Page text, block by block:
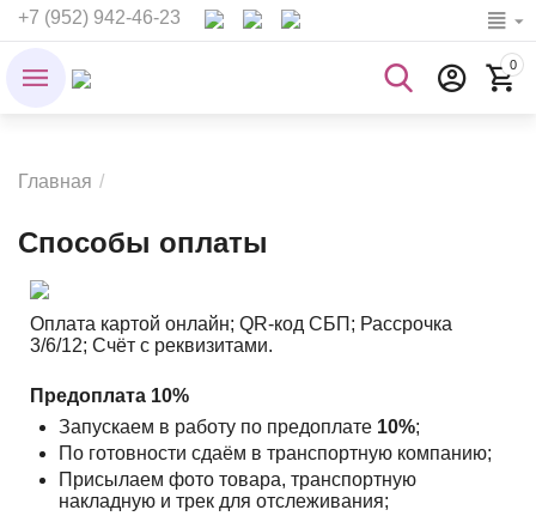
+7 (952) 942-46-23
0
Главная /
Способы оплаты
Оплата картой онлайн; QR-код СБП; Рассрочка
3/6/12; Счёт с реквизитами.
Предоплата 10%
Запускаем в работу по предоплате 10%;
По готовности сдаём в транспортную компанию;
Присылаем фото товара, транспортную
накладную и трек для отслеживания;